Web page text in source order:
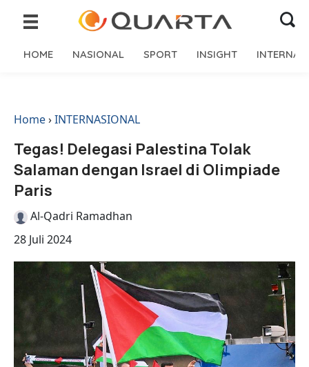
HOME NASIONAL SPORT INSIGHT
Home›INTERNASIONAL
Tegas! Delegasi Palestina Tolak
Salaman dengan Israel di Olimpiade
Paris
Al-Qadri Ramadhan
28 Juli 2024